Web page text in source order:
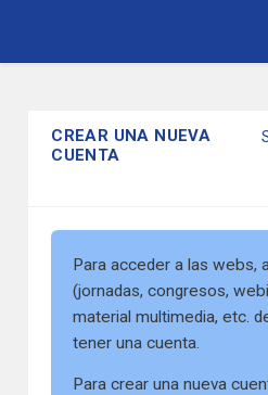
principalCREAR UNA NUEVA
CUENTA
Para acceder a las webs,
(jornadas, congresos,
material multimedia, etc.
tener una cuenta.
Para crear una nueva